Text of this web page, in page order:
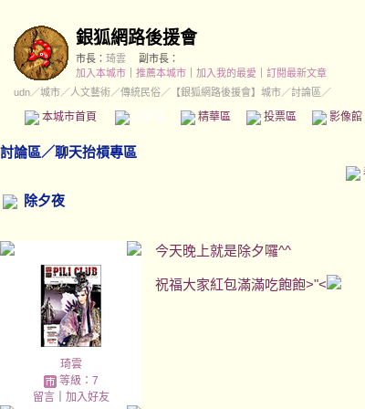
銀狐網路後援會
市長： 琦雲
副市長：
加入本城市
推薦本城市 加入我的最愛
訂閱最新文章
udn／城市／人文藝術／傳統民俗／ 【銀狐網路後援會】城市／討論區／
本城市首頁 精華區 投票區 影像館
討論區／聊天抬槓專區
除夕夜
琦雲
等級：7
留言｜ 加入好友
今天晚上就是除夕囉^^
祝福大家紅包滿滿吃飽飽>"<